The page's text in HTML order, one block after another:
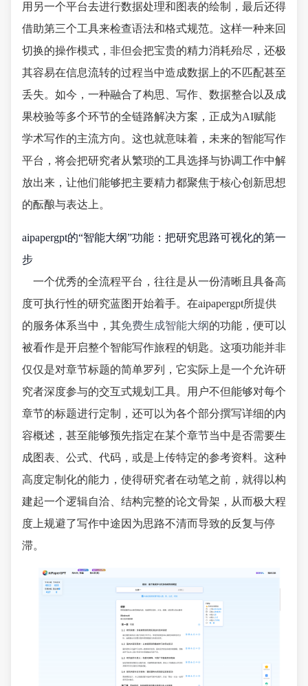
用另一个平台去进行数据处理和图表的绘制，最后还得
借助第三个工具来检查语法和格式规范。这样一种来回
切换的操作模式，非但会把宝贵的精力消耗殆尽，还极
其容易在信息流转的过程当中造成数据上的不匹配甚至
丢失。如今，一种融合了构思、写作、数据整合以及成
果校验等多个环节的全链路解决方案，正成为AI赋能
学术写作的主流方向。这也就意味着，未来的智能写作
平台，将会把研究者从繁琐的工具选择与协调工作中解
放出来，让他们能够把主要精力都聚焦于核心创新思想
的酝酿与表达上。
aipapergpt的“智能大纲”功能：把研究思路可视化的第一
步
一个优秀的全流程平台，往往是从一份清晰且具备高
度可执行性的研究蓝图开始着手。在aipapergpt所提供
的服务体系当中，其免费生成智能大纲的功能，便可以
被看作是开启整个智能写作旅程的钥匙。这项功能并非
仅仅是对章节标题的简单罗列，它实际上是一个允许研
究者深度参与的交互式规划工具。用户不但能够对每个
章节的标题进行定制，还可以为各个部分撰写详细的内
容概述，甚至能够预先指定在某个章节当中是否需要生
成图表、公式、代码，或是上传特定的参考资料。这种
高度定制化的能力，使得研究者在动笔之前，就得以构
建起一个逻辑自洽、结构完整的论文骨架，从而极大程
度上规避了写作中途因为思路不清而导致的反复与停
滞。